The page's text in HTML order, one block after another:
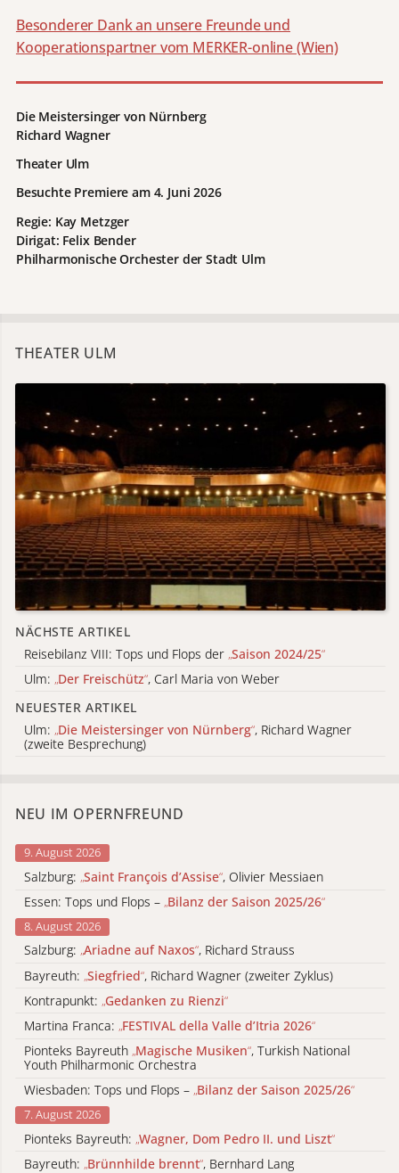
Besonderer Dank an unsere Freunde und
Kooperationspartner vom MERKER-online (Wien)
Die Meistersinger von Nürnberg
Richard Wagner
Theater Ulm
Besuchte Premiere am 4. Juni 2026
Regie: Kay Metzger
Dirigat: Felix Bender
Philharmonische Orchester der Stadt Ulm
THEATER ULM
NÄCHSTE ARTIKEL
Reisebilanz VIII: Tops und Flops der „Saison 2024/25“
Ulm: „Der Freischütz“, Carl Maria von Weber
NEUESTER ARTIKEL
Ulm: „Die Meistersinger von Nürnberg“, Richard Wagner
(zweite Besprechung)
NEU IM OPERNFREUND
9. August 2026
Salzburg: „Saint François d’Assise“, Olivier Messiaen
Essen: Tops und Flops – „Bilanz der Saison 2025/26“
8. August 2026
Salzburg: „Ariadne auf Naxos“, Richard Strauss
Bayreuth: „Siegfried“, Richard Wagner (zweiter Zyklus)
Kontrapunkt: „Gedanken zu Rienzi“
Martina Franca: „FESTIVAL della Valle d’Itria 2026“
Pionteks Bayreuth „Magische Musiken“, Turkish National
Youth Philharmonic Orchestra
Wiesbaden: Tops und Flops – „Bilanz der Saison 2025/26“
7. August 2026
Pionteks Bayreuth: „Wagner, Dom Pedro II. und Liszt“
Bayreuth: „Brünnhilde brennt“, Bernhard Lang